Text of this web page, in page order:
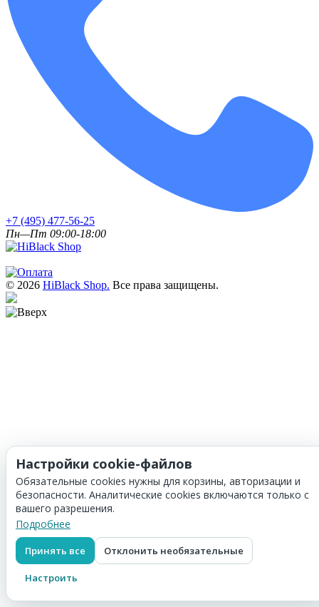
+7 (495) 477-56-25
Пн—Пт 09:00-18:00
© 2026 HiBlack Shop. Все права защищены.
Настройки cookie-файлов
Обязательные cookies нужны для корзины, авторизации и
безопасности. Аналитические cookies включаются только с
вашего разрешения.
Подробнее
Принять все Отклонить необязательные
Настроить